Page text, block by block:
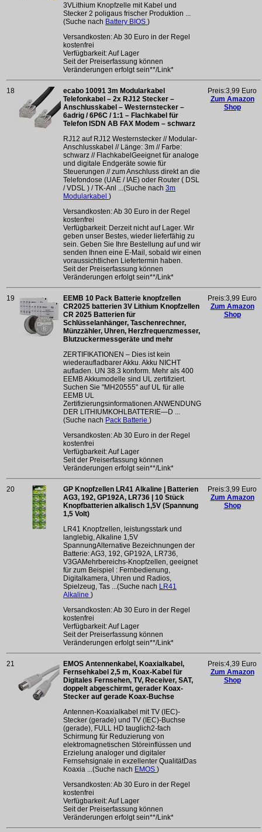
3VLithium Knopfzelle mit Kabel und
Stecker 2 poligaus frischer Produktion ...
(Suche nach Battery BIOS )
Versandkosten: Ab 30 Euro in der Regel
kostenfrei
Verfügbarkeit: Auf Lager
Seit der Preiserfassung können
Veränderungen erfolgt sein**/Link*
18
ecabo 10091 3m Modularkabel
Telefonkabel – 2x RJ12 Stecker –
Anschlusskabel – Westernstecker –
6adrig / 6P6C / 1:1 – Flachkabel für
Telefon ISDN AB FAX Modem – schwarz
RJ12 auf RJ12 Westernstecker // Modular-
Anschlusskabel // Länge: 3m // Farbe:
schwarz // FlachkabelGeeignet für analoge
und digitale Endgeräte sowie für
Steuerungen // zum Anschluss direkt an die
Telefondose (UAE / IAE) oder Router ( DSL
/ VDSL ) / TK-Anl ...(Suche nach 3m
Modularkabel )
Versandkosten: Ab 30 Euro in der Regel
kostenfrei
Verfügbarkeit: Derzeit nicht auf Lager. Wir
geben unser Bestes, wieder lieferfähig zu
sein. Geben Sie Ihre Bestellung auf und wir
senden Ihnen eine E-Mail, sobald wir einen
voraussichtlichen Liefertermin haben.
Seit der Preiserfassung können
Veränderungen erfolgt sein**/Link*
Preis:3,99 Euro
Zum Amazon
Shop
19
EEMB 10 Pack Batterie knopfzellen
CR2025 batterien 3V Lithium Knopfzellen
CR 2025 Batterien für
Schlüsselanhänger, Taschenrechner,
Münzzähler, Uhren, Herzfrequenzmesser,
Blutzuckermessgeräte und mehr
ZERTIFIKATIONEN – Dies ist kein
wiederaufladbarer Akku. Akku NICHT
aufladen. UN 38.3 konform. Mehr als 400
EEMB Akkumodelle sind UL zertifiziert.
Suchen Sie "MH20555" auf UL für alle
EEMB UL
Zertifizierungsinformationen.ANWENDUNG
DER LITHIUMKOHLBATTERIE—D ...
(Suche nach Pack Batterie )
Versandkosten: Ab 30 Euro in der Regel
kostenfrei
Verfügbarkeit: Auf Lager
Seit der Preiserfassung können
Veränderungen erfolgt sein**/Link*
Preis:3,99 Euro
Zum Amazon
Shop
20
GP Knopfzellen LR41 Alkaline | Batterien
AG3, 192, GP192A, LR736 | 10 Stück
Knopfbatterien alkalisch 1,5V (Spannung
1,5 Volt)
LR41 Knopfzellen, leistungsstark und
langlebig, Alkaline 1,5V
SpannungAlternative Bezeichnungen der
Batterie: AG3, 192, GP192A, LR736,
V3GAMehrbereichs-Knopfzellen, geeignet
für zum Beispiel : Fernbedienung,
Digitalkamera, Uhren und Radios,
Spielzeug, Tas ...(Suche nach LR41
Alkaline )
Versandkosten: Ab 30 Euro in der Regel
kostenfrei
Verfügbarkeit: Auf Lager
Seit der Preiserfassung können
Veränderungen erfolgt sein**/Link*
Preis:3,99 Euro
Zum Amazon
Shop
21
EMOS Antennenkabel, Koaxialkabel,
Fernsehkabel 2,5 m, Koax-Kabel für
Digitales Fernsehen, TV, Receiver, SAT,
doppelt abgeschirmt, gerader Koax-
Stecker auf gerade Koax-Buchse
Antennen-Koaxialkabel mit TV (IEC)-
Stecker (gerade) und TV (IEC)-Buchse
(gerade), FULL HD tauglich2-fach
Schirmung für Reduzierung von
elektromagnetischen Störeinflüssen und
Erzielung analoger und digitaler
Fernsehsignale in exzellenter QualitätDas
Koaxia ...(Suche nach EMOS )
Versandkosten: Ab 30 Euro in der Regel
kostenfrei
Verfügbarkeit: Auf Lager
Seit der Preiserfassung können
Veränderungen erfolgt sein**/Link*
Preis:4,39 Euro
Zum Amazon
Shop